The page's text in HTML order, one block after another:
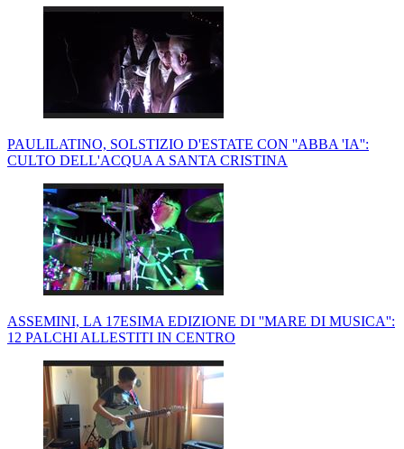
PAULILATINO, SOLSTIZIO D'ESTATE CON ''ABBA 'IA'':
CULTO DELL'ACQUA A SANTA CRISTINA
ASSEMINI, LA 17ESIMA EDIZIONE DI ''MARE DI MUSICA'':
12 PALCHI ALLESTITI IN CENTRO